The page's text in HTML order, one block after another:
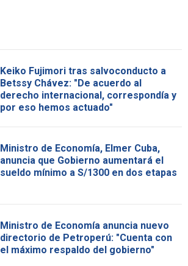
Keiko Fujimori tras salvoconducto a
Betssy Chávez: "De acuerdo al
derecho internacional, correspondía y
por eso hemos actuado"
Ministro de Economía, Elmer Cuba,
anuncia que Gobierno aumentará el
sueldo mínimo a S/1300 en dos etapas
Ministro de Economía anuncia nuevo
directorio de Petroperú: "Cuenta con
el máximo respaldo del gobierno"